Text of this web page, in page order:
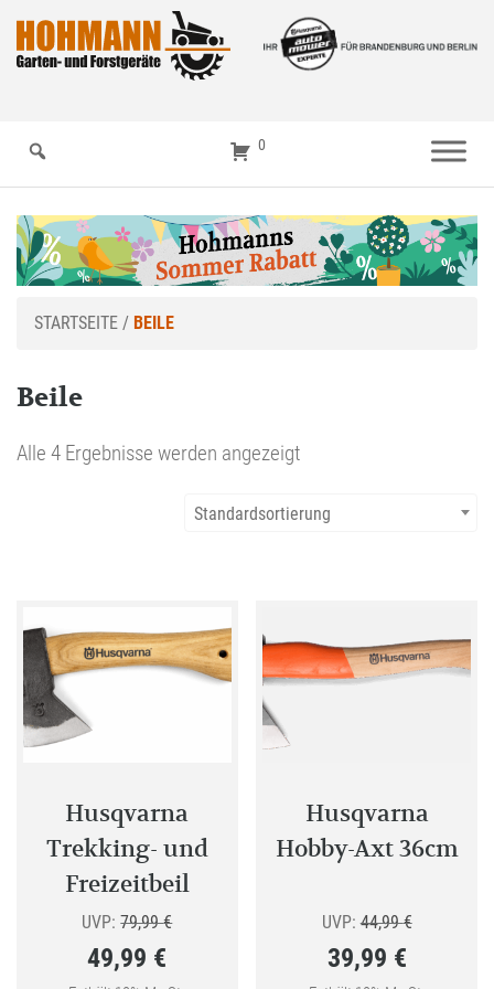
0
STARTSEITE / BEILE
Beile
Alle 4 Ergebnisse werden angezeigt
Standardsortierung
Husqvarna
Trekking- und
Freizeitbeil
UVP: 79,99€Ursprünglicher
49,99 €
Husqvarna
Hobby-Axt 36cm
UVP: 44,99€
39,99 €